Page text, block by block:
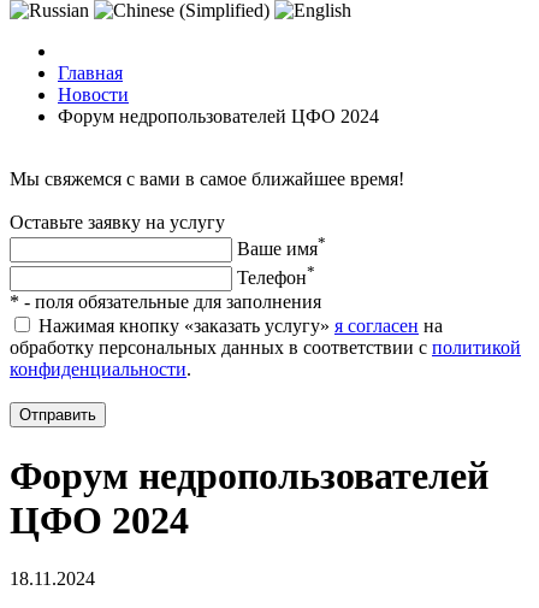
Главная
Новости
Форум недропользователей ЦФО 2024
Мы свяжемся с вами в самое ближайшее время!
Оставьте заявку на услугу
Ваше имя*
Телефон*
* - поля обязательные для заполнения
Нажимая кнопку «заказать услугу» я согласен на
обработку персональных данных в соответствии с политикой
конфиденциальности.
Отправить
Форум недропользователей
ЦФО 2024
18.11.2024